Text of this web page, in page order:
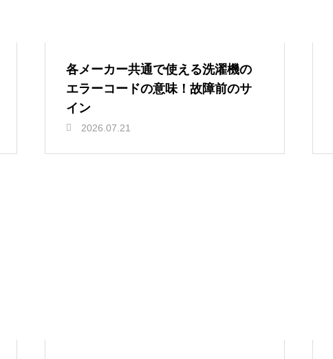
各メーカー共通で使える洗濯機の
エラーコードの意味！故障前のサ
イン
2026.07.21